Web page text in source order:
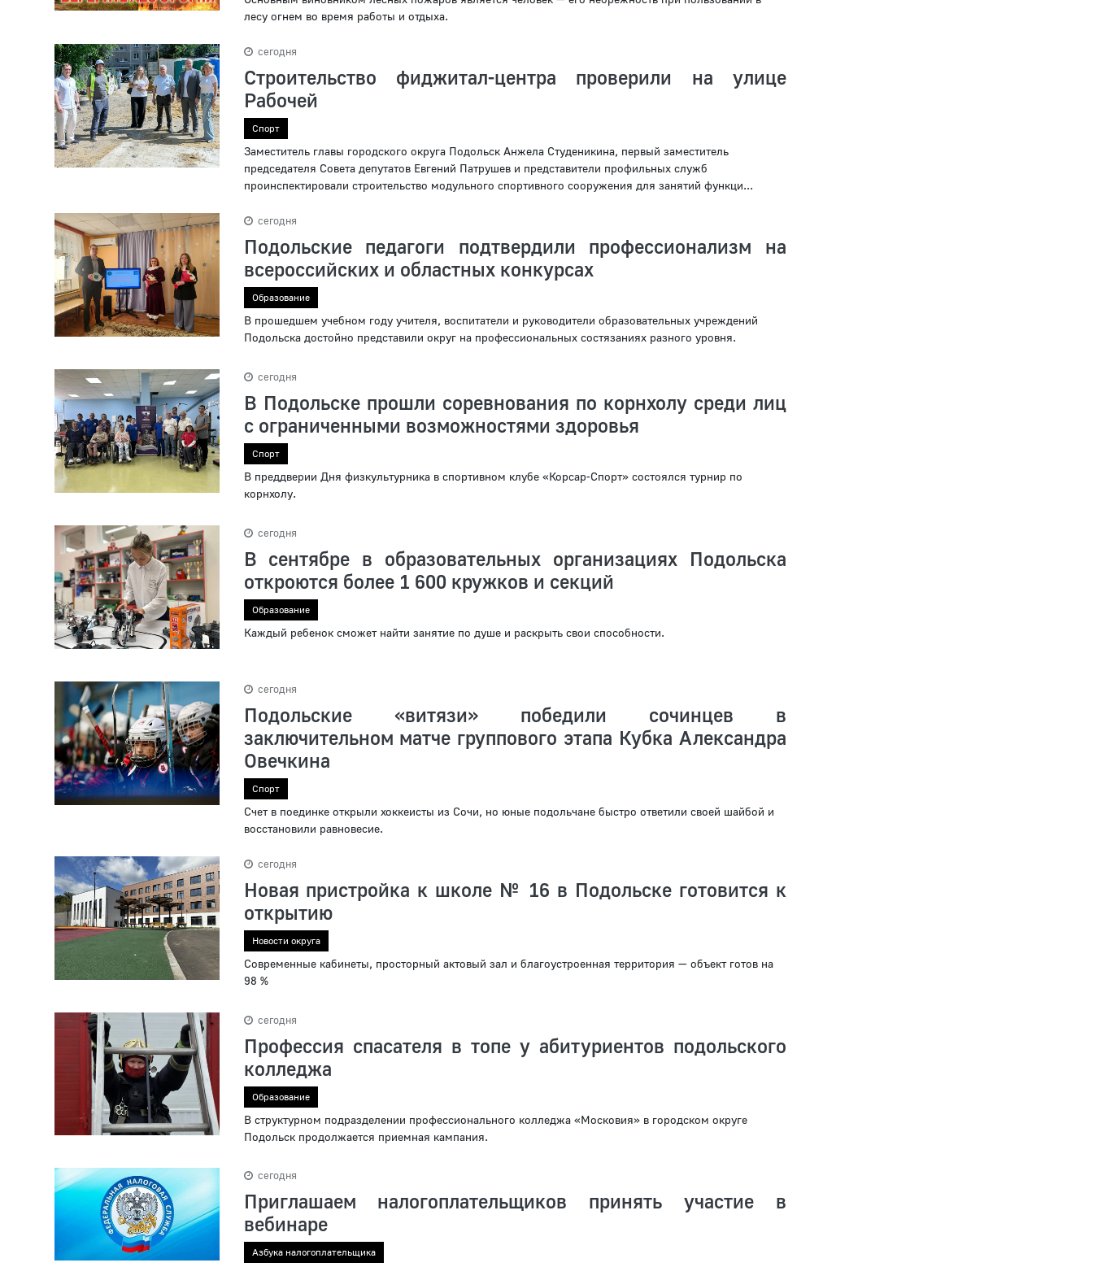
лесу огнем во время работы и отдыха.
сегодня
Строительство фиджитал-центра проверили на улице
Рабочей
Спорт
Заместитель главы городского округа Подольск Анжела Студеникина, первый заместитель
председателя Совета депутатов Евгений Патрушев и представители профильных служб
проинспектировали строительство модульного спортивного сооружения для занятий функци...
сегодня
Подольские педагоги подтвердили профессионализм на
всероссийских и областных конкурсах
Образование
В прошедшем учебном году учителя, воспитатели и руководители образовательных учреждений
Подольска достойно представили округ на профессиональных состязаниях разного уровня.
сегодня
В Подольске прошли соревнования по корнхолу среди лиц
с ограниченными возможностями здоровья
Спорт
В преддверии Дня физкультурника в спортивном клубе «Корсар-Спорт» состоялся турнир по
корнхолу.
сегодня
В сентябре в образовательных организациях Подольска
откроются более 1 600 кружков и секций
Образование
Каждый ребенок сможет найти занятие по душе и раскрыть свои способности.
сегодня
Подольские «витязи» победили сочинцев в
заключительном матче группового этапа Кубка Александра
Овечкина
Спорт
Счет в поединке открыли хоккеисты из Сочи, но юные подольчане быстро ответили своей шайбой и
восстановили равновесие.
сегодня
Новая пристройка к школе № 16 в Подольске готовится к
открытию
Новости округа
Современные кабинеты, просторный актовый зал и благоустроенная территория — объект готов на
98 %
сегодня
Профессия спасателя в топе у абитуриентов подольского
колледжа
Образование
В структурном подразделении профессионального колледжа «Московия» в городском округе
Подольск продолжается приемная кампания.
сегодня
Приглашаем налогоплательщиков принять участие в
вебинаре
Азбука налогоплательщика